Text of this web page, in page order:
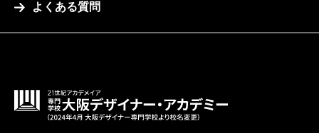
よくある質問